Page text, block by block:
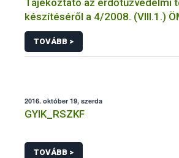
Tájékoztató az erdőtűzvédelmi
készítéséről a 4/2008. (VIII.1.)
előírásai alapján
TOVÁBB >
2016. október 19, szerda
GYIK_RSZKF
TOVÁBB >